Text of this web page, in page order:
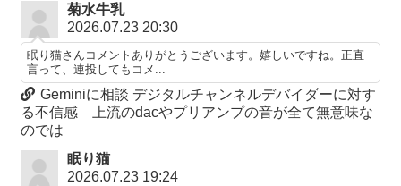
菊水牛乳
2026.07.23 20:30
眠り猫さんコメントありがとうございます。嬉しいですね。正直
言って、連投してもコメ...
Geminiに相談 デジタルチャンネルデバイダーに対す
る不信感 上流のdacやプリアンプの音が全て無意味な
のでは
眠り猫
2026.07.23 19:24